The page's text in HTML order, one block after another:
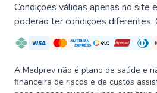
Condições válidas apenas no site
poderão ter condições diferentes.
A Medprev não é plano de saúde e
financeira de riscos e de custos